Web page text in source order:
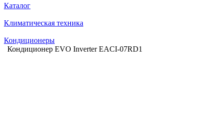
Каталог
Климатическая техника
Кондиционеры
Кондиционер EVO Inverter EACI-07RD1